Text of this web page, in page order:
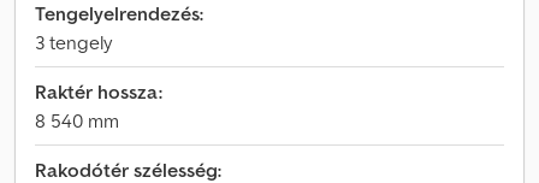
Tengelyelrendezés:
3 tengely
Raktér hossza:
8 540 mm
Rakodótér szélesség: